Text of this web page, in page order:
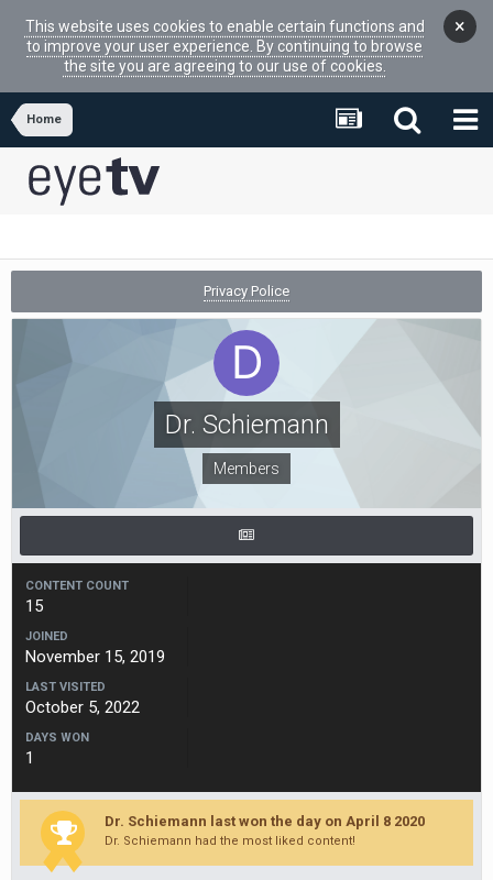
This website uses cookies to enable certain functions and
to improve your user experience. By continuing to browse
the site you are agreeing to our use of cookies.
×
Home
Privacy Police
Dr. Schiemann
Members
CONTENT COUNT
15
JOINED
November 15, 2019
LAST VISITED
October 5, 2022
DAYS WON
1
Dr. Schiemann last won the day on April 8 2020
Dr. Schiemann had the most liked content!